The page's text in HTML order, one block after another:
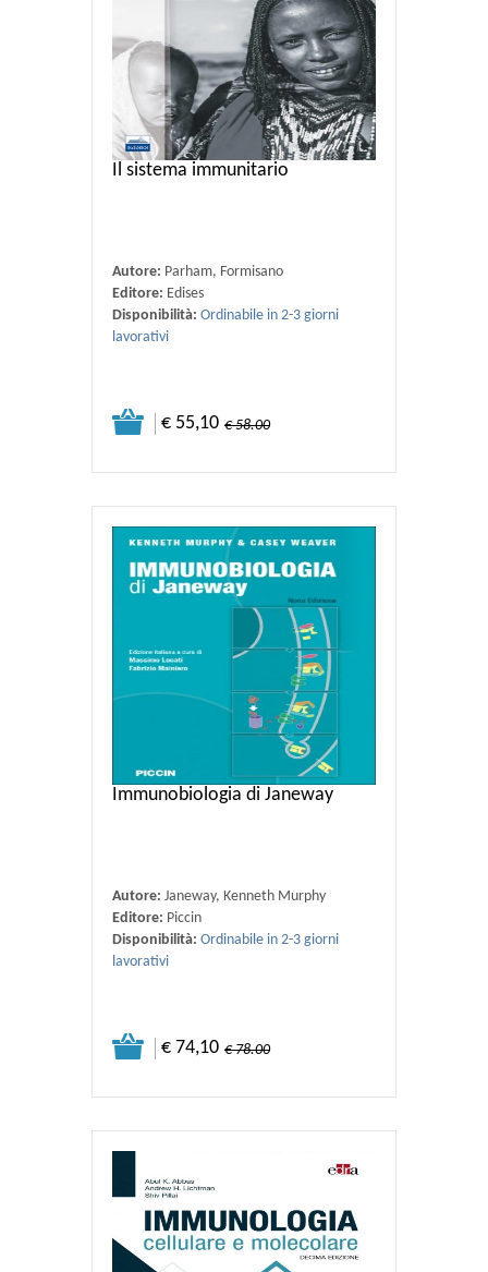
Il sistema immunitario
Autore: Parham, Formisano
Editore: Edises
Disponibilità: Ordinabile in 2-3 giorni
lavorativi
€ 55,10 € 58.00
Immunobiologia di Janeway
Autore: Janeway, Kenneth Murphy
Editore: Piccin
Disponibilità: Ordinabile in 2-3 giorni
lavorativi
€ 74,10 € 78.00